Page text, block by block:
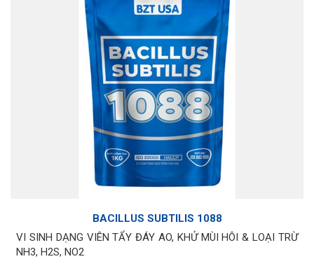
BACILLUS SUBTILIS 1088
VI SINH DẠNG VIÊN TẨY ĐÁY AO, KHỬ MÙI HÔI & LOẠI TRỪ
NH3, H2S, NO2